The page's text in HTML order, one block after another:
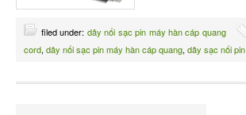
filed under: dây nối sạc pin máy hàn cáp quang
cord, dây nối sạc pin máy hàn cáp quang, dây sạc nối pin